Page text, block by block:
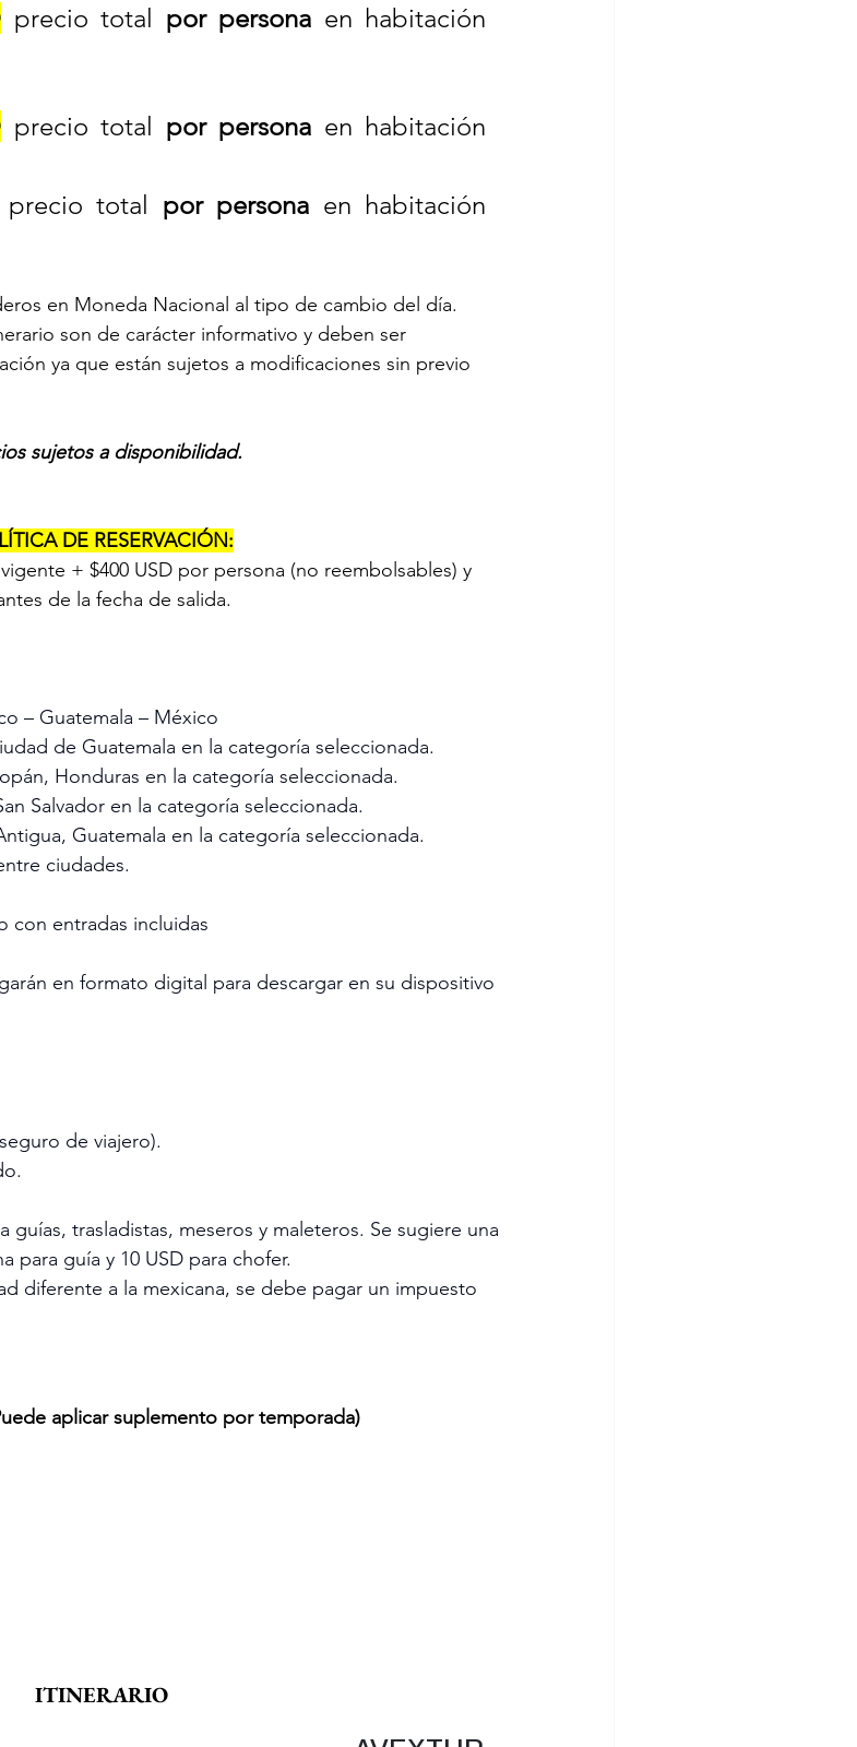
precio total por persona en habitación
precio total por persona en habitación
precio total por persona en habitación
en Moneda Nacional al tipo de cambio del día.
son de carácter informativo y deben ser
ya que están sujetos a modificaciones sin previo
sujetos a disponibilidad.
DE RESERVACIÓN:
+ $400 USD por persona (no reembolsables) y
de la fecha de salida.
– Guatemala – México
de Guatemala en la categoría seleccionada.
Honduras en la categoría seleccionada.
Salvador en la categoría seleccionada.
Guatemala en la categoría seleccionada.
ciudades.
con entradas incluidas
en formato digital para descargar en su dispositivo
de viajero).
guías, trasladistas, meseros y maleteros. Se sugiere una
para guía y 10 USD para chofer.
diferente a la mexicana, se debe pagar un impuesto
aplicar suplemento por temporada)
ITINERARIO